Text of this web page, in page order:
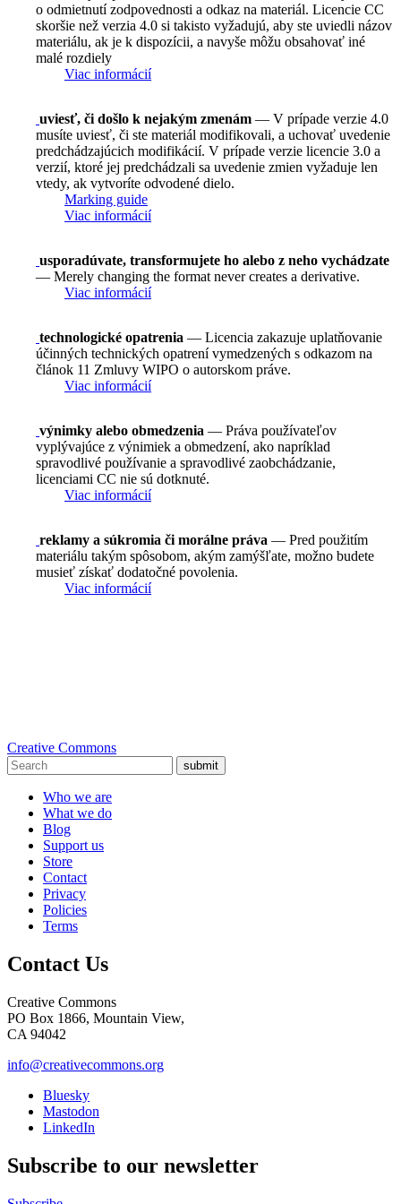
o odmietnutí zodpovednosti a odkaz na materiál. Licencie CC
skoršie než verzia 4.0 si takisto vyžadujú, aby ste uviedli názov
materiálu, ak je k dispozícii, a navyše môžu obsahovať iné
malé rozdiely
Viac informácií
uviesť, či došlo k nejakým zmenám — V prípade verzie 4.0
musíte uviesť, či ste materiál modifikovali, a uchovať uvedenie
predchádzajúcich modifikácií. V prípade verzie licencie 3.0 a
verzií, ktoré jej predchádzali sa uvedenie zmien vyžaduje len
vtedy, ak vytvoríte odvodené dielo.
Marking guide
Viac informácií
usporadúvate, transformujete ho alebo z neho vychádzate
— Merely changing the format never creates a derivative.
Viac informácií
technologické opatrenia — Licencia zakazuje uplatňovanie
účinných technických opatrení vymedzených s odkazom na
článok 11 Zmluvy WIPO o autorskom práve.
Viac informácií
výnimky alebo obmedzenia — Práva používateľov
vyplývajúce z výnimiek a obmedzení, ako napríklad
spravodlivé používanie a spravodlivé zaobchádzanie,
licenciami CC nie sú dotknuté.
Viac informácií
reklamy a súkromia či morálne práva — Pred použitím
materiálu takým spôsobom, akým zamýšľate, možno budete
musieť získať dodatočné povolenia.
Viac informácií
Creative Commons
submit
Who we are
What we do
Blog
Support us
Store
Contact
Privacy
Policies
Terms
Contact Us
Creative Commons
PO Box 1866, Mountain View,
CA 94042
info@creativecommons.org
Bluesky
Mastodon
LinkedIn
Subscribe to our newsletter